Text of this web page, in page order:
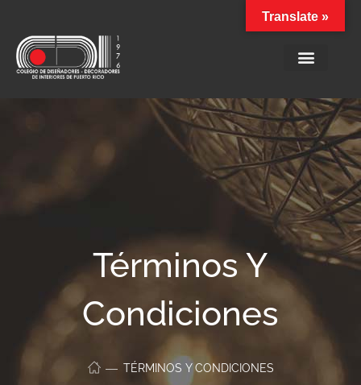
Términos Y
Condiciones
TÉRMINOS Y CONDICIONES
Translate »